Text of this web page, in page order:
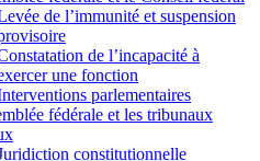
de l’immunité et suspension
de l’incapacité à
une fonction
parlementaires
fédérale et les tribunaux
constitutionnelle